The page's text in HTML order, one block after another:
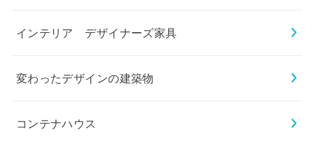
インテリア デザイナーズ家具
変わったデザインの建築物
コンテナハウス